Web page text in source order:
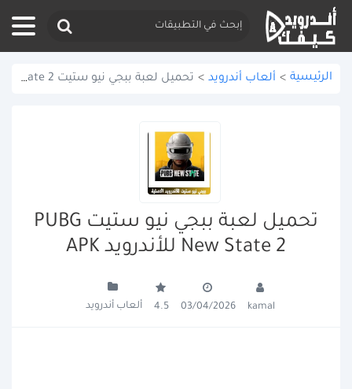
الرئيسية > ألعاب أندرويد > تحميل لعبة ببجي نيو ستيت PUBG New State 2 للأندرويد APK
تحميل لعبة ببجي نيو ستيت PUBG
New State 2 للأندرويد APK
kamal
03/04/2026
4.5 ألعاب أندرويد